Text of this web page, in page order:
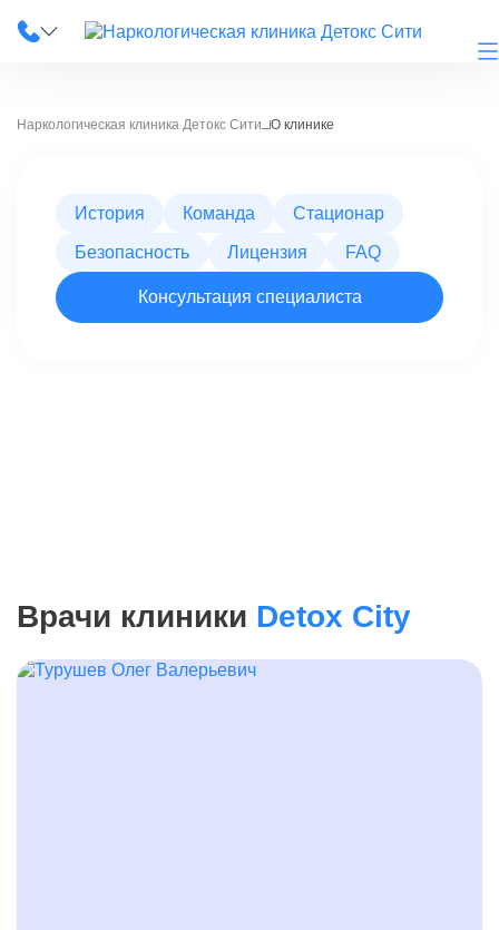
Цены
Наркологическая клиника Детокс Сити О клинике
История Команда Стационар
Безопасность Лицензия FAQ
Консультация специалиста
Врачи клиники Detox City